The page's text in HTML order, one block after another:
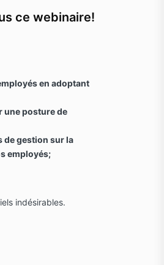
ce webinaire!
en adoptant
une posture de
de gestion sur la
employés;
indésirables.